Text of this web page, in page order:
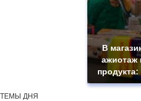
В
ажиотаж
продукта:
ТЕМЫ ДНЯ